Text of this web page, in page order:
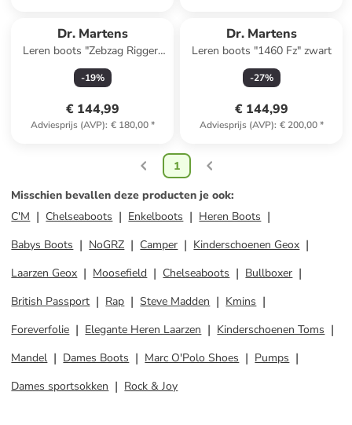
Dr. Martens
Leren boots "Zebzag Rigger"
zwart
-19%
€ 144,99
Adviesprijs (AVP): € 180,00*
Dr. Martens
Leren boots "1460 Fz" zwart
-27%
€ 144,99
Adviesprijs (AVP): € 200,00*
1
Misschien bevallen deze producten je ook:
C'M
Chelseaboots Enkelboots
Heren Boots
Babys Boots
NoGRZ Camper
Kinderschoenen Geox
Laarzen Geox
Moosefield Chelseaboots
Bullboxer
British Passport
Rap Steve Madden
Kmins
Foreverfolie
Elegante Heren Laarzen
Kinderschoenen Toms
Mandel
Dames Boots Marc O'Polo Shoes
Pumps
Dames sportsokken
Rock & Joy